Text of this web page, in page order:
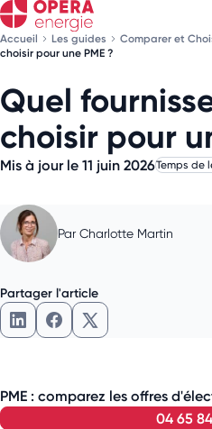
Accueil Les guides Comparer et
choisir pour une PME ?
Quel
choisir pour
Mis à jour le 11 juin 2026Temps de
Par Charlotte Martin
Partager l'article
Partager l'article sur LinkedIn
Partager l'article sur Facebook
Partager l'article sur X
PME : comparez les offres
04 65
Découvrez nos
Choisissez les newsletters qui